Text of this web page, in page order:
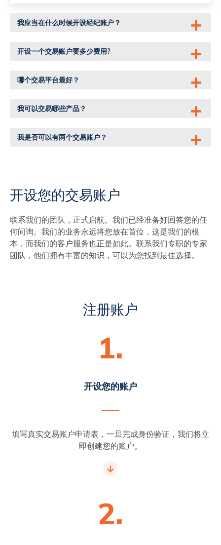
我应当在什么时候开设经纪账户？
开设一个交易账户要多少费用?
哪个交易平台最好？
我可以交易哪些产品？
我是否可以有两个交易账户？
开设您的交易账户
联系我们的团队，正式启航。我们已经准备好回答您的任
何问询。我们的业务永远将您放在首位，这是我们的根
本，而我们的客户服务也正是如此。联系我们专职的专家
团队，他们拥有丰富的知识，可以为您找到最佳选择。
注册账户
1.
开设您的账户
填写真实交易账户申请表，一旦完成身份验证，我们将立
即创建您的账户。
2.